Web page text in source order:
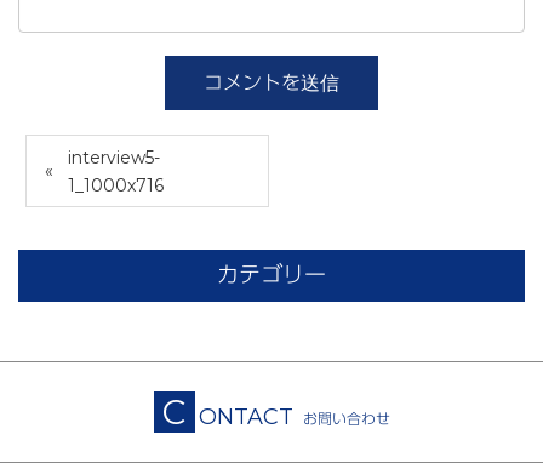
interview5-
1_1000x716
カテゴリー
C ONTACT お問い合わせ